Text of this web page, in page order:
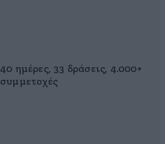
40 ημέρες, 33 δράσεις, 4.000+
συμμετοχές